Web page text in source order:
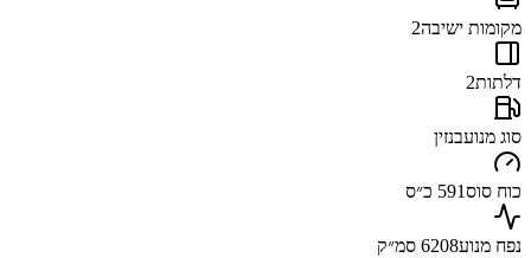
מקומות ישיבה2
דלתות2
סוג מנועבנזין
כוח סוס591 כ״ס
נפח מנוע6208 סמ״ק